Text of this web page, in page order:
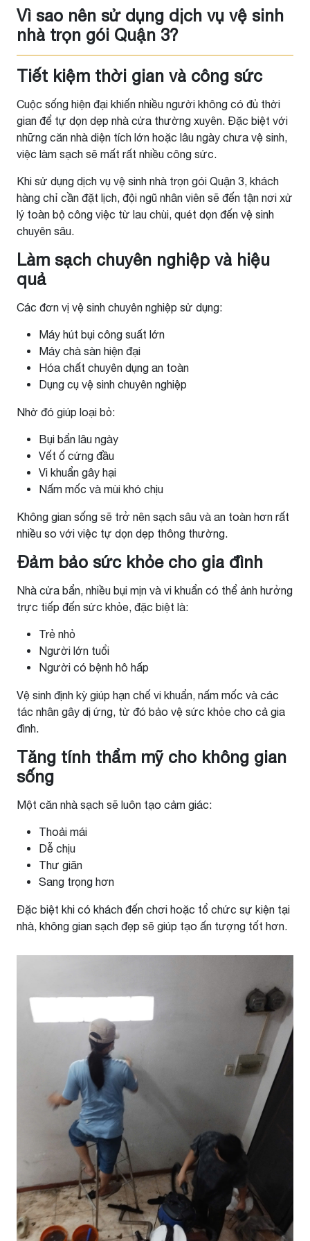
Vì sao nên sử dụng dịch vụ vệ sinh
nhà trọn gói Quận 3?
Tiết kiệm thời gian và công sức
Cuộc sống hiện đại khiến nhiều người không có đủ thời
gian để tự dọn dẹp nhà cửa thường xuyên. Đặc biệt với
những căn nhà diện tích lớn hoặc lâu ngày chưa vệ sinh,
việc làm sạch sẽ mất rất nhiều công sức.
Khi sử dụng dịch vụ vệ sinh nhà trọn gói Quận 3, khách
hàng chỉ cần đặt lịch, đội ngũ nhân viên sẽ đến tận nơi xử
lý toàn bộ công việc từ lau chùi, quét dọn đến vệ sinh
chuyên sâu.
Làm sạch chuyên nghiệp và hiệu
quả
Các đơn vị vệ sinh chuyên nghiệp sử dụng:
Máy hút bụi công suất lớn
Máy chà sàn hiện đại
Hóa chất chuyên dụng an toàn
Dụng cụ vệ sinh chuyên nghiệp
Nhờ đó giúp loại bỏ:
Bụi bẩn lâu ngày
Vết ố cứng đầu
Vi khuẩn gây hại
Nấm mốc và mùi khó chịu
Không gian sống sẽ trở nên sạch sâu và an toàn hơn rất
nhiều so với việc tự dọn dẹp thông thường.
Đảm bảo sức khỏe cho gia đình
Nhà cửa bẩn, nhiều bụi mịn và vi khuẩn có thể ảnh hưởng
trực tiếp đến sức khỏe, đặc biệt là:
Trẻ nhỏ
Người lớn tuổi
Người có bệnh hô hấp
Vệ sinh định kỳ giúp hạn chế vi khuẩn, nấm mốc và các
tác nhân gây dị ứng, từ đó bảo vệ sức khỏe cho cả gia
đình.
Tăng tính thẩm mỹ cho không gian
sống
Một căn nhà sạch sẽ luôn tạo cảm giác:
Thoải mái
Dễ chịu
Thư giãn
Sang trọng hơn
Đặc biệt khi có khách đến chơi hoặc tổ chức sự kiện tại
nhà, không gian sạch đẹp sẽ giúp tạo ấn tượng tốt hơn.